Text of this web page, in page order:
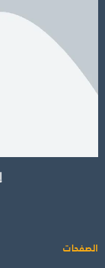
الصفحات